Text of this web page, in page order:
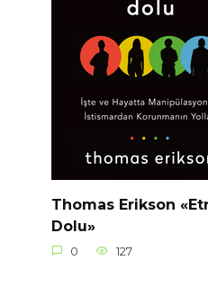
Thomas Erikson
Dolu»
0 127